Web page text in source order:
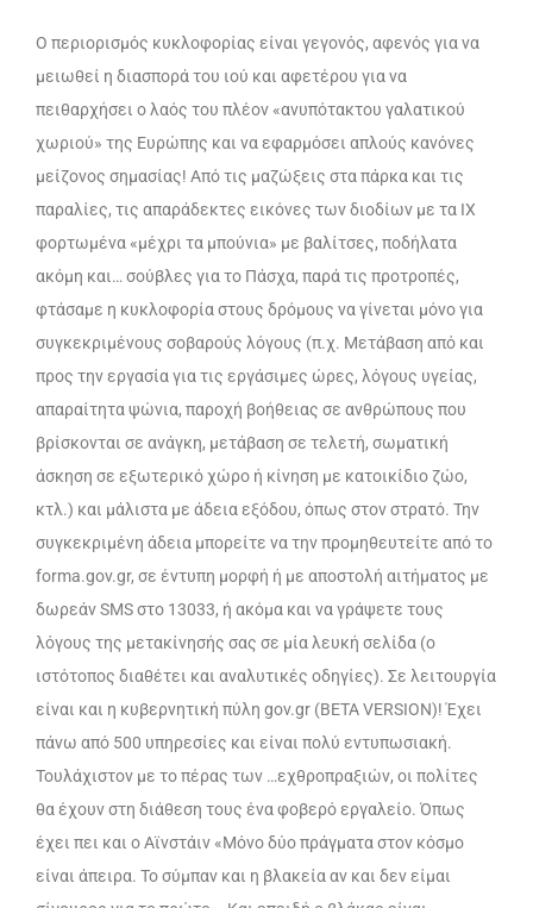
Ο περιορισμός κυκλοφορίας είναι γεγονός, αφενός για να
μειωθεί η διασπορά του ιού και αφετέρου για να
πειθαρχήσει ο λαός του πλέον «ανυπότακτου γαλατικού
χωριού» της Ευρώπης και να εφαρμόσει απλούς κανόνες
μείζονος σημασίας! Από τις μαζώξεις στα πάρκα και τις
παραλίες, τις απαράδεκτες εικόνες των διοδίων με τα IX
φορτωμένα «μέχρι τα μπούνια» με βαλίτσες, ποδήλατα
ακόμη και… σούβλες για το Πάσχα, παρά τις προτροπές,
φτάσαμε η κυκλοφορία στους δρόμους να γίνεται μόνο για
συγκεκριμένους σοβαρούς λόγους (π.χ. Μετάβαση από και
προς την εργασία για τις εργάσιμες ώρες, λόγους υγείας,
απαραίτητα ψώνια, παροχή βοήθειας σε ανθρώπους που
βρίσκονται σε ανάγκη, μετάβαση σε τελετή, σωματική
άσκηση σε εξωτερικό χώρο ή κίνηση με κατοικίδιο ζώο,
κτλ.) και μάλιστα με άδεια εξόδου, όπως στον στρατό. Την
συγκεκριμένη άδεια μπορείτε να την προμηθευτείτε από το
forma.gov.gr, σε έντυπη μορφή ή με αποστολή αιτήματος με
δωρεάν SMS στο 13033, ή ακόμα και να γράψετε τους
λόγους της μετακίνησής σας σε μία λευκή σελίδα (ο
ιστότοπος διαθέτει και αναλυτικές οδηγίες). Σε λειτουργία
είναι και η κυβερνητική πύλη gov.gr (BETA VERSION)! Έχει
πάνω από 500 υπηρεσίες και είναι πολύ εντυπωσιακή.
Τουλάχιστον με το πέρας των …εχθροπραξιών, οι πολίτες
θα έχουν στη διάθεση τους ένα φοβερό εργαλείο. Όπως
έχει πει και ο Αϊνστάιν «Μόνο δύο πράγματα στον κόσμο
είναι άπειρα. Το σύμπαν και η βλακεία αν και δεν είμαι